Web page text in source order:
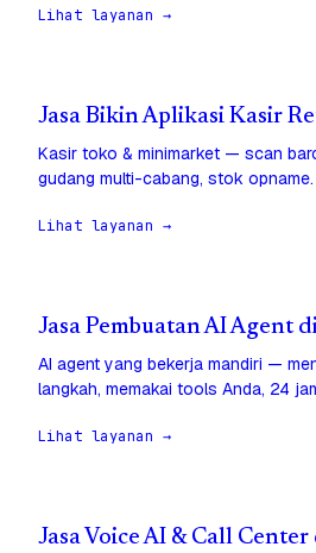
Lihat layanan →
Jasa Bikin Aplikasi Kasir
Kasir toko & minimarket — scan
gudang multi-cabang, stok opname.
Lihat layanan →
Jasa Pembuatan AI Agent
AI agent yang bekerja mandiri —
langkah, memakai tools Anda, 24
Lihat layanan →
Jasa Voice AI & Call